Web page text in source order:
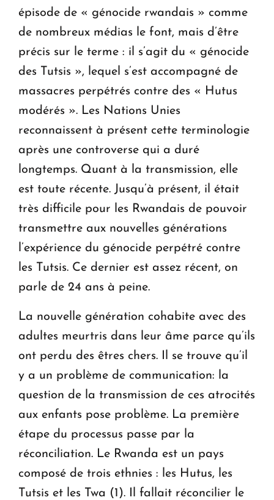
épisode de « génocide rwandais » comme
de nombreux médias le font, mais d’être
précis sur le terme : il s’agit du « génocide
des Tutsis », lequel s’est accompagné de
massacres perpétrés contre des « Hutus
modérés ». Les Nations Unies
reconnaissent à présent cette terminologie
après une controverse qui a duré
longtemps. Quant à la transmission, elle
est toute récente. Jusqu’à présent, il était
très difficile pour les Rwandais de pouvoir
transmettre aux nouvelles générations
l’expérience du génocide perpétré contre
les Tutsis. Ce dernier est assez récent, on
parle de 24 ans à peine.
La nouvelle génération cohabite avec des
adultes meurtris dans leur âme parce qu’ils
ont perdu des êtres chers. Il se trouve qu’il
y a un problème de communication: la
question de la transmission de ces atrocités
aux enfants pose problème. La première
étape du processus passe par la
réconciliation. Le Rwanda est un pays
composé de trois ethnies : les Hutus, les
Tutsis et les Twa (1). Il fallait réconcilier le